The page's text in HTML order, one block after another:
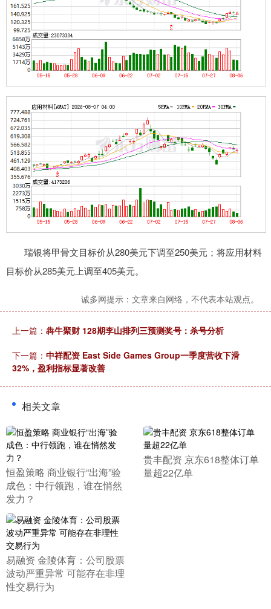
瑞银将甲骨文目标价从280美元下调至250美元；将应用材料
目标价从285美元上调至405美元。
诚多网提示：文章来自网络，不代表本站观点。
上一篇： 犇牛聚财 128期李山排列三预测奖号：杀号分析
下一篇： 中祥配资 East Side Games Group一季度营收下滑
32%，盈利指标显著改善
相关文章
​恒盈策略 商业银行“出海”验
成色：中行领跑，谁在悄然
发力？
​贵丰配资 京东618整体订单
量超22亿单
​易融资 金陵体育：公司股票
波动严重异常 可能存在非理
性交易行为